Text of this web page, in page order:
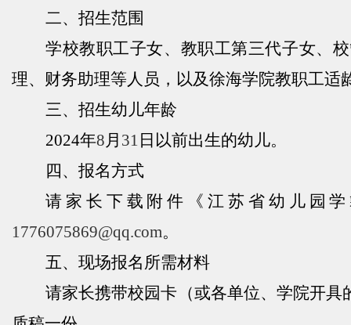
二、招生范围
学校教职工子女、教职工第三代子女、
理、财务助理等人员，以及徐海学院教职工适
三、招生幼儿年龄
2024年8月 31 日以前出生的幼儿。
四、报名方式
请家长下载附件《江苏省幼儿园
1776075869@qq.com。
五、现场报名所需材料
请家长携带校园卡（或各单位、学院开